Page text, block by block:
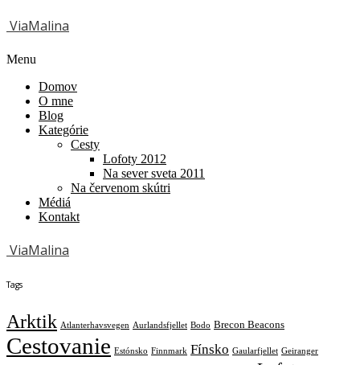
ViaMalina
Menu
Domov
O mne
Blog
Kategórie
Cesty
Lofoty 2012
Na sever sveta 2011
Na červenom skútri
Médiá
Kontakt
ViaMalina
Tags
Arktik Atlanterhavsvegen Aurlandsfjellet Bodo Brecon Beacons
Cestovanie Estónsko Finnmark Fínsko Gaularfjellet Geiranger